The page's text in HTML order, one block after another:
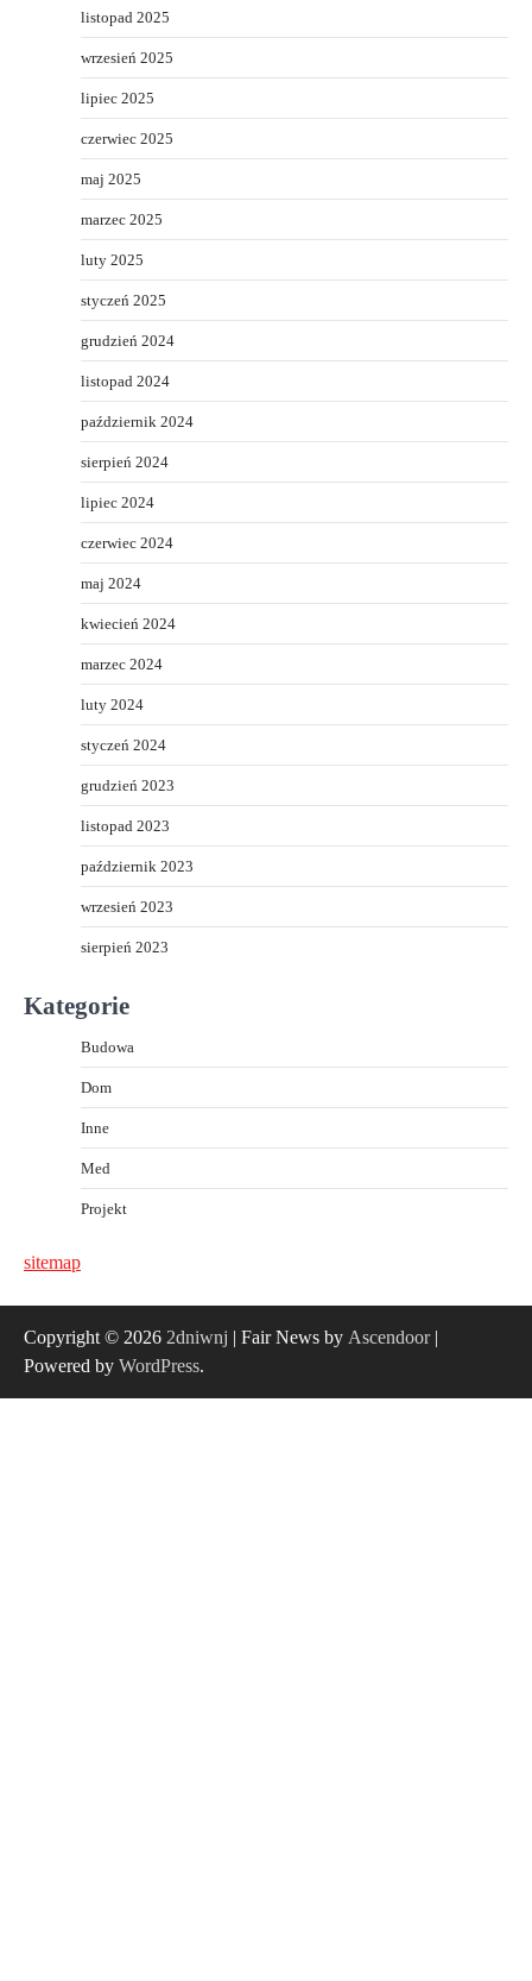
listopad 2025
wrzesień 2025
lipiec 2025
czerwiec 2025
maj 2025
marzec 2025
luty 2025
styczeń 2025
grudzień 2024
listopad 2024
październik 2024
sierpień 2024
lipiec 2024
czerwiec 2024
maj 2024
kwiecień 2024
marzec 2024
luty 2024
styczeń 2024
grudzień 2023
listopad 2023
październik 2023
wrzesień 2023
sierpień 2023
Kategorie
Budowa
Dom
Inne
Med
Projekt
sitemap
Copyright © 2026 2dniwnj | Fair News by Ascendoor|
Powered by WordPress.